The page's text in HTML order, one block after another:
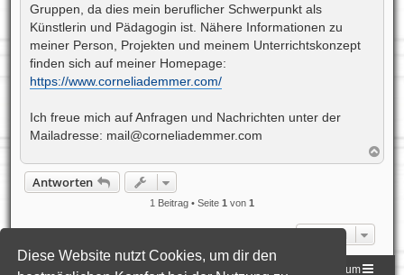
Diese Website nutzt Cookies, um dir den
Gruppen, da dies mein beruflicher Schwerpunkt als
Künstlerin und Pädagogin ist. Nähere Informationen zu
meiner Person, Projekten und meinem Unterrichtskonzept
finden sich auf meiner Homepage:
https://www.corneliademmer.com/
Ich freue mich auf Anfragen und Nachrichten unter der
Mailadresse: mail@corneliademmer.com
a
Antworten
1 Beitrag • Seite 1 von 1
Gehe zu
Homepage der DLG Foren-Übersicht Impressum